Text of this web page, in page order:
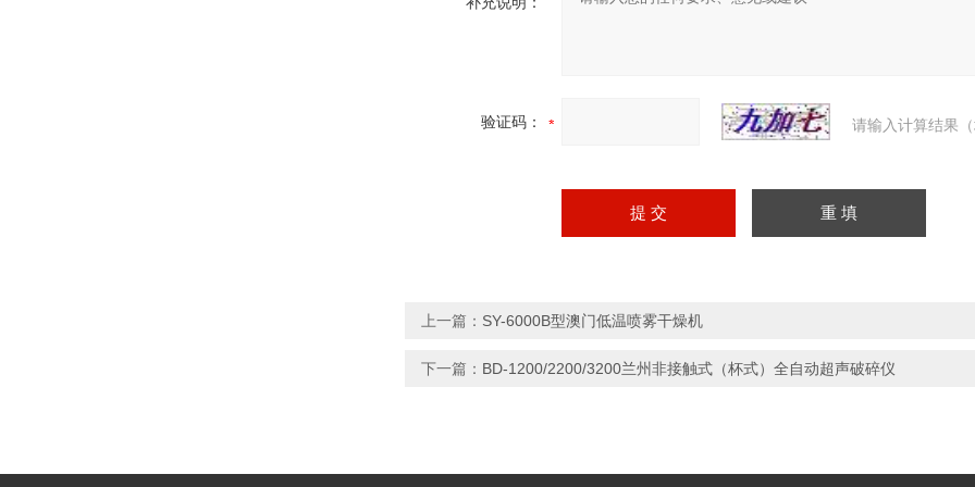
验证码： 请输入计算结果
上一篇： SY-6000B型澳门低温喷雾干燥机
下一篇： BD-1200/2200/3200兰州非接触式（杯式）全自动超声破碎仪